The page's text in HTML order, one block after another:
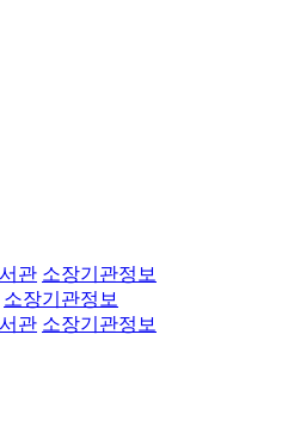
관 소장기관정보
소장기관정보
관 소장기관정보